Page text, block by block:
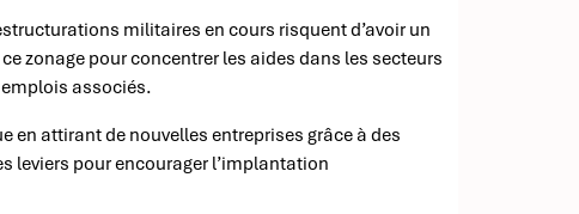
militaires en cours risquent d’avoir un
zonage pour concentrer les aides dans les secteurs
associés.
en attirant de nouvelles entreprises grâce à des
leviers pour encourager l’implantation